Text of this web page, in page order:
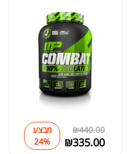
₪440.00
₪335.00
מבצע
24%